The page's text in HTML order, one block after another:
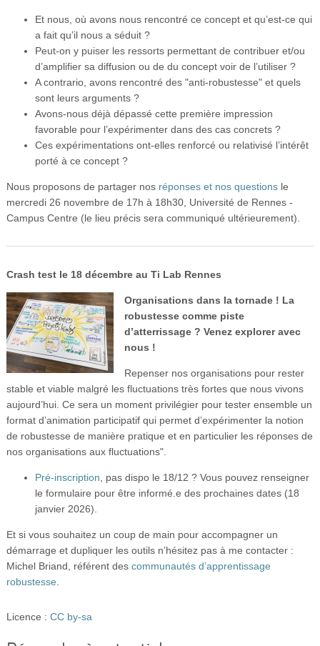
Et nous, où avons nous rencontré ce concept et qu’est-ce qui
a fait qu’il nous a séduit ?
Peut-on y puiser les ressorts permettant de contribuer et/ou
d’amplifier sa diffusion ou de du concept voir de l’utiliser ?
A contrario, avons rencontré des "anti-robustesse" et quels
sont leurs arguments ?
Avons-nous déjà dépassé cette première impression
favorable pour l’expérimenter dans des cas concrets ?
Ces expérimentations ont-elles renforcé ou relativisé l’intérêt
porté à ce concept ?
Nous proposons de partager nos réponses et nos questionsle
mercredi 26 novembre de 17h à 18h30, Université de Rennes -
Campus Centre (le lieu précis sera communiqué ultérieurement).
Crash test le 18 décembre au Ti Lab Rennes
Organisations dans la tornade ! La
robustesse comme piste
d’atterrissage ? Venez explorer avec
nous !
Repenser nos organisations pour rester
stable et viable malgré les fluctuations très fortes que nous vivons
aujourd’hui. Ce sera un moment privilégier pour tester ensemble un
format d’animation participatif qui permet d’expérimenter la notion
de robustesse de manière pratique et en particulier les réponses de
nos organisations aux fluctuations".
Pré-inscription , pas dispo le 18/12 ? Vous pouvez renseigner
le formulaire pour être informé.e des prochaines dates (18
janvier 2026).
Et si vous souhaitez un coup de main pour accompagner un
démarrage et dupliquer les outils n’hésitez pas à me contacter :
Michel Briand, référent des communautés d’apprentissage
robustesse
Licence : CC by-sa